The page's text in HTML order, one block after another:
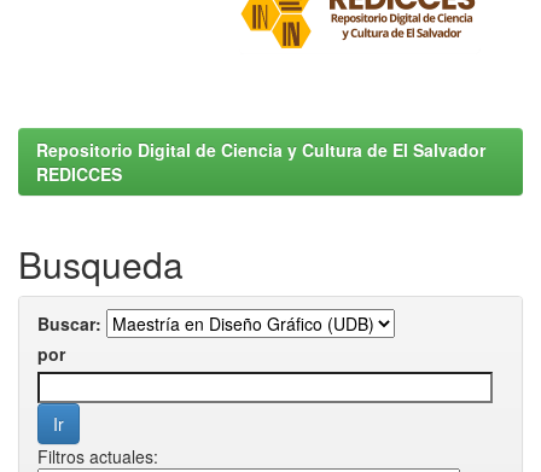
Repositorio Digital de Ciencia y Cultura de El Salvador
REDICCES
Busqueda
Buscar:
por
Filtros actuales: